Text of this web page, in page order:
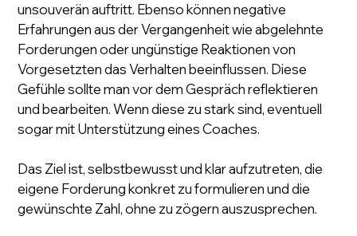
unsouverän auftritt. Ebenso können negative
Erfahrungen aus der Vergangenheit wie abgelehnte
Forderungen oder ungünstige Reaktionen von
Vorgesetzten das Verhalten beeinflussen. Diese
Gefühle sollte man vor dem Gespräch reflektieren
und bearbeiten. Wenn diese zu stark sind, eventuell
sogar mit Unterstützung eines Coaches.
Das Ziel ist, selbstbewusst und klar aufzutreten, die
eigene Forderung konkret zu formulieren und die
gewünschte Zahl, ohne zu zögern auszusprechen.